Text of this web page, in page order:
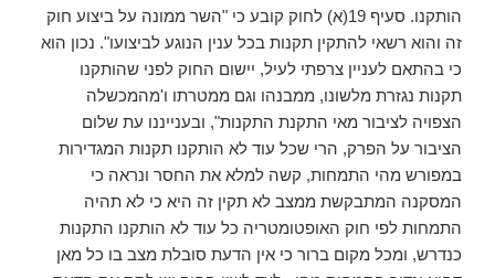
הותקנו. סעיף 19(א) לחוק קובע כי "השר ממונה על ביצוע חוק
זה והוא רשאי להתקין תקנות בכל ענין הנוגע לביצועו". נכון הוא
כי בהתאם לעניין צרפתי לעיל, יישום החוק לפני שהותקנו
תקנות נגזרת מלשונו, ממבנהו וגם ממטרתו ו'מהמכשלה
הצפויה לציבור מאי התקנת התקנות", ובענייננו עת שלום
הציבור על הפרק, הרי שכל עוד לא הותקנו תקנות המגדירות
במפורש מהי התמחות, קשה למלא את החסר ונראה כי
המסקנה המתבקשת ממצב לא תקין זה היא כי לא תהיה
התמחות לפי חוק האופטומטריה כל עוד לא הותקנו התקנות
כנדרש, ומכל מקום ברור כי אין הדעת סובלת מצב בו כל מאן